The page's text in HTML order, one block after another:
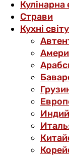
Кулінарна
Страви
Кухні світу